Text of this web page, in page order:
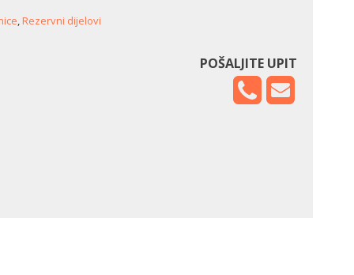
,Rezervni dijelovi
POŠALJITE UPIT